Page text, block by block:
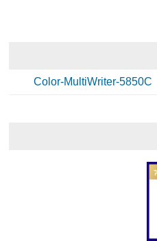
Color-MultiWriter-5850C